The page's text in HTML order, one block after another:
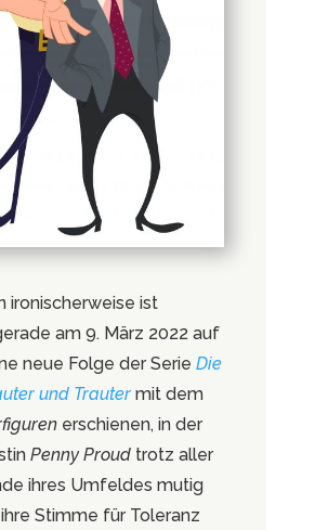
ironischerweise ist
am 9. März 2022 auf
neue Folge der Serie Die
und Trauter mit dem
erschienen, in der
Penny Proudtrotz aller
ihres Umfeldes mutig
Stimme für Toleranz